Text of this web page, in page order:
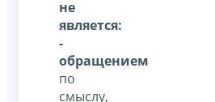
не
является:
-
обращением
по
смыслу,